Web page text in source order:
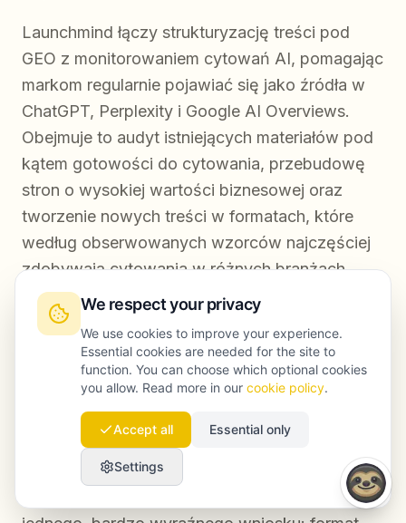
Launchmind łączy strukturyzację treści pod
GEO z monitorowaniem cytowań AI, pomagając
markom regularnie pojawiać się jako źródła w
ChatGPT, Perplexity i Google AI Overviews.
Obejmuje to audyt istniejących materiałów pod
kątem gotowości do cytowania, przebudowę
stron o wysokiej wartości biznesowej oraz
tworzenie nowych treści w formatach, które
według obserwowanych wzorców najczęściej
zdobywają cytowania w różnych branżach
klientów. Widoczność w cytowaniach jest tu
traktowana jako jeden z głównych KPI, obok
klasycznych wskaźników pozycji organicznych.
Podsumowanie
Dane dotyczące cytowań AI prowadzą do
We respect your privacy
We use cookies to improve your experience.
Essential cookies are needed for the site to
function. You can choose which optional cookies
you allow. Read more in our cookie policy.
Accept all Essential only
Settings